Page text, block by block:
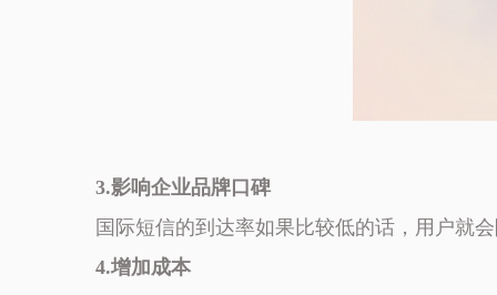
3.影响企业品牌口碑
国际短信的到达率如果比较低的话，用户就
4.增加成本